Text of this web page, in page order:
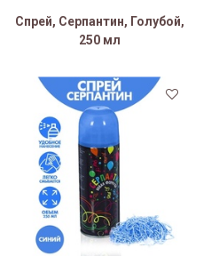
Спрей, Серпантин, Голубой,
250 мл